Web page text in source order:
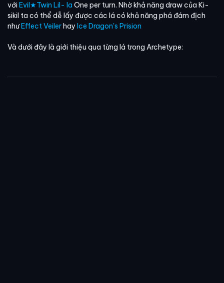
với Evil★Twin Lil- la One per turn. Nhờ khả năng draw của Ki-
sikil ta có thể dễ lấy được các lá có khả năng phá đám địch
nhưEffect Veilerhay Ice Dragon's Prision
Và dưới đây là giới thiệu qua từng lá trong Archetype: